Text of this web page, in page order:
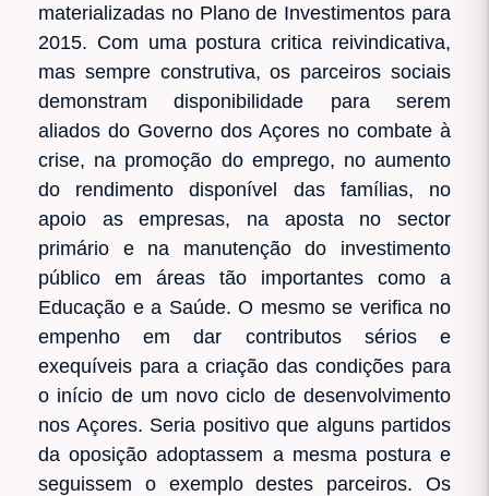
materializadas no Plano de Investimentos para
2015. Com uma postura critica reivindicativa,
mas sempre construtiva, os parceiros sociais
demonstram disponibilidade para serem
aliados do Governo dos Açores no combate à
crise, na promoção do emprego, no aumento
do rendimento disponível das famílias, no
apoio as empresas, na aposta no sector
primário e na manutenção do investimento
público em áreas tão importantes como a
Educação e a Saúde. O mesmo se verifica no
empenho em dar contributos sérios e
exequíveis para a criação das condições para
o início de um novo ciclo de desenvolvimento
nos Açores. Seria positivo que alguns partidos
da oposição adoptassem a mesma postura e
seguissem o exemplo destes parceiros. Os